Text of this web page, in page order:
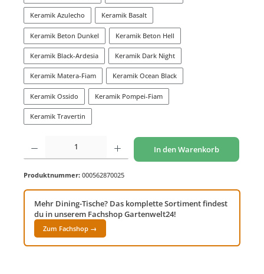
Keramik Azulecho Keramik Basalt
Keramik Beton Dunkel Keramik Beton Hell
Keramik Black-Ardesia Keramik Dark Night
Keramik Matera-Fiam Keramik Ocean Black
Keramik Ossido Keramik Pompei-Fiam
Keramik Travertin
Produkt Anzahl: Gib den gewünschten Wert ein oder benutze die Schaltflächen um
In den Warenkorb
Produktnummer: 000562870025
Mehr Dining-Tische? Das komplette Sortiment findest
du in unserem Fachshop Gartenwelt24!
Zum Fachshop →